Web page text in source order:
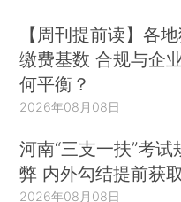
【周刊提前读】各
缴费基数 合规与企
何平衡？
2026年08月08日
河南“三支一扶”考试
弊 内外勾结提前获
2026年08月08日